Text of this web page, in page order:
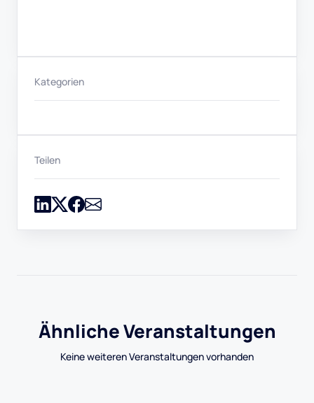
Kategorien
Teilen
Ähnliche Veranstaltungen
Keine weiteren Veranstaltungen vorhanden